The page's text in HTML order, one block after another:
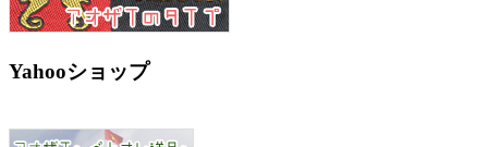
Yahooショップ